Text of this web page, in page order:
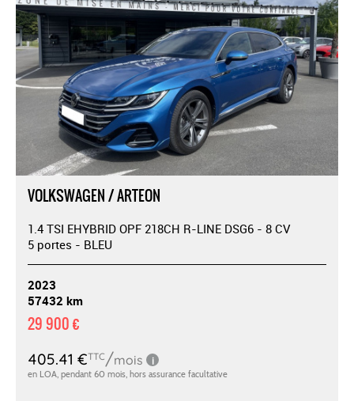
VOLKSWAGEN / ARTEON
1.4 TSI EHYBRID OPF 218CH R-LINE DSG6 - 8 CV
5 portes - BLEU
2023
57432 km
29 900 €